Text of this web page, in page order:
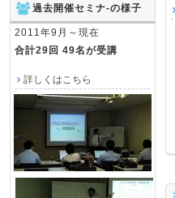
過去開催セミナ-の様子
2011年9月～現在
合計29回 49名が受講
詳しくはこちら